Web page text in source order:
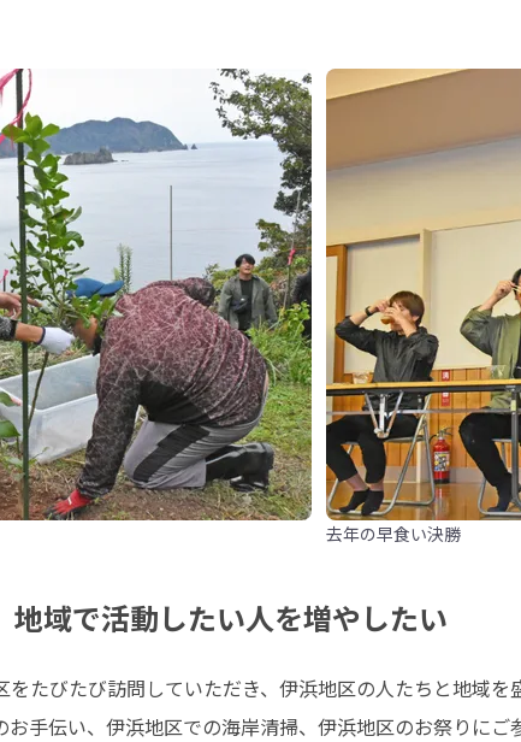
去年の早食い決勝
地域で活動したい人を増やしたい
たびたび訪問していただき、伊浜地区の人たちと地域を
手伝い、伊浜地区での海岸清掃、伊浜地区のお祭りに